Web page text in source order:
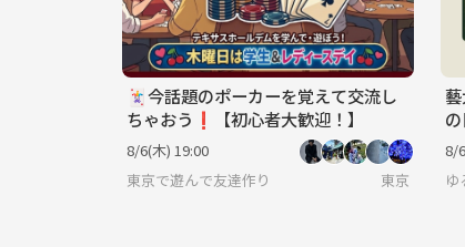
🃏今話題のポーカーを覚えて交流し
ちゃおう❗️【初心者大歓迎！】
8/6(木) 19:00
東京で遊んで友達作り
東京
8/
ゆ